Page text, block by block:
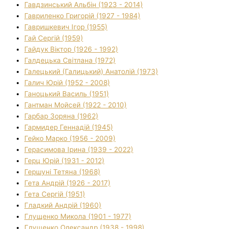
Гавдзинський Альбін (1923 - 2014)
Гавриленко Григорій (1927 - 1984)
Гавришкевич Ігор (1955)
Гай Сергій (1959)
Гайдук Віктор (1926 - 1992)
Галдецька Світлана (1972)
Галецький (Галицький) Анатолій (1973)
Галич Юрій (1952 - 2008)
Ганоцький Василь (1951)
Гантман Мойсей (1922 - 2010)
Гарбар Зоряна (1962)
Гармидер Геннадій (1945)
Гейко Марко (1956 - 2009)
Герасимова Ірина (1939 - 2022)
Герц Юрій (1931 - 2012)
Гершуні Тетяна (1968)
Гета Андрій (1926 - 2017)
Гета Сергій (1951)
Гладкий Андрій (1960)
Глущенко Микола (1901 - 1977)